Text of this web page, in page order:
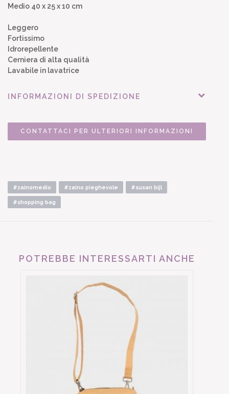
Medio 40 x 25 x 10 cm
Leggero
Fortissimo
Idrorepellente
Cerniera di alta qualità
Lavabile in lavatrice
INFORMAZIONI DI SPEDIZIONE
CONTATTACI PER ULTERIORI INFORMAZIONI
#zainomedio #zaino pieghevole #susan bijl
#shopping bag
POTREBBE INTERESSARTI ANCHE